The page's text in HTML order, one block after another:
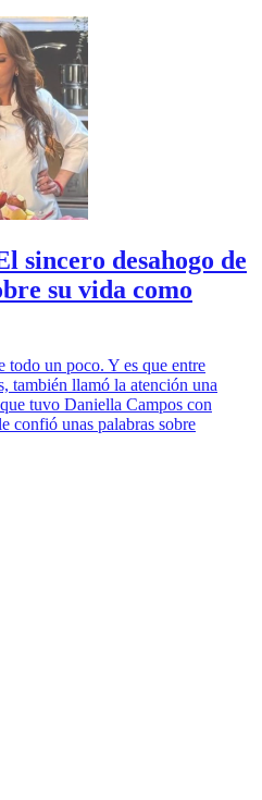
sincero desahogo de
su vida como
un poco. Y es que entre
también llamó la atención una
tuvo Daniella Campos con
confió unas palabras sobre